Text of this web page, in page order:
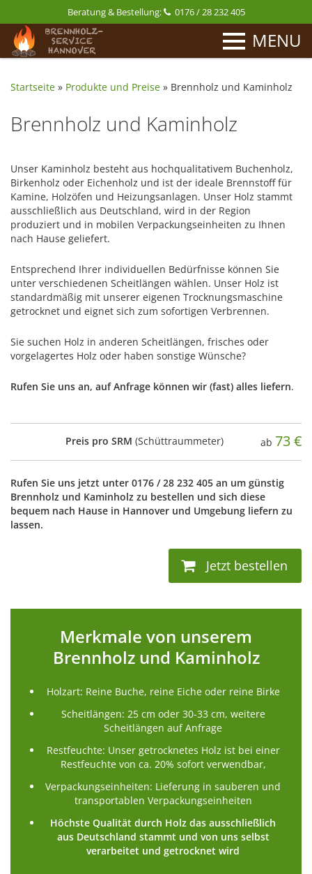
Beratung & Bestellung: 0176 / 28 232 405
MENU
Startseite » Produkte und Preise » Brennholz und Kaminholz
Brennholz und Kaminholz
Unser Kaminholz besteht aus hochqualitativem Buchenholz,
Birkenholz oder Eichenholz und ist der ideale Brennstoff für
Kamine, Holzöfen und Heizungsanlagen. Unser Holz stammt
ausschließlich aus Deutschland, wird in der Region
produziert und in mobilen Verpackungseinheiten zu Ihnen
nach Hause geliefert.
Entsprechend Ihrer individuellen Bedürfnisse können Sie
unter verschiedenen Scheitlängen wählen. Unser Holz ist
standardmäßig mit unserer eigenen Trocknungsmaschine
getrocknet und eignet sich zum sofortigen Verbrennen.
Sie suchen Holz in anderen Scheitlängen, frisches oder
vorgelagertes Holz oder haben sonstige Wünsche?
Rufen Sie uns an, auf Anfrage können wir (fast) alles liefern.
Preis pro SRM (Schüttraummeter) ab 73€
Rufen Sie uns jetzt unter 0176 / 28 232 405 an um günstig
Brennholz und Kaminholz zu bestellen und sich diese
bequem nach Hause in Hannover und Umgebung liefern zu
lassen.
Jetzt bestellen
Merkmale von unserem
Brennholz und Kaminholz
Holzart: Reine Buche, reine Eiche oder reine Birke
Scheitlängen: 25 cm oder 30-33 cm, weitere
Scheitlängen auf Anfrage
Restfeuchte: Unser getrocknetes Holz ist bei einer
Restfeuchte von ca. 20% sofort verwendbar,
Verpackungseinheiten: Lieferung in sauberen und
transportablen Verpackungseinheiten
Höchste Qualität durch Holz das ausschließlich
aus Deutschland stammt und von uns selbst
verarbeitet und getrocknet wird